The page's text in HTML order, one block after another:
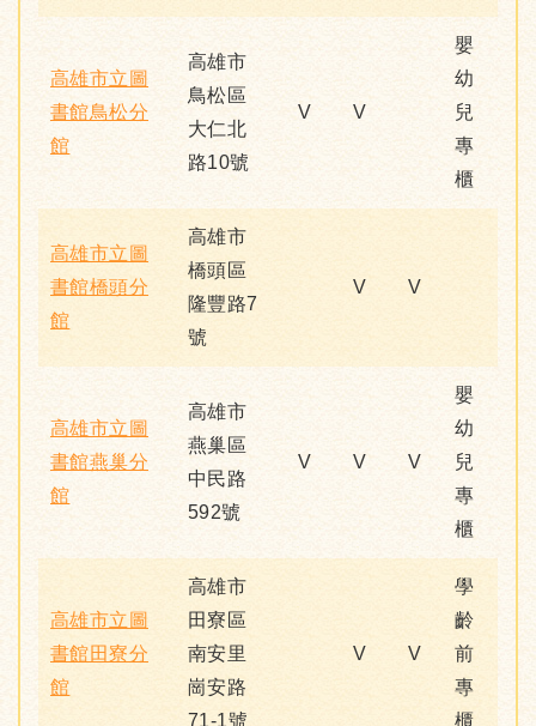
高雄市立圖
書館鳥松分
館
高雄市
鳥松區
大仁北
路10號
V V
嬰
幼
兒
專
櫃
高雄市立圖
書館橋頭分
館
高雄市
橋頭區
隆豐路7
號
V V
高雄市立圖
書館燕巢分
館
高雄市
燕巢區
中民路
592號
V V V
嬰
幼
兒
專
櫃
高雄市立圖
書館田寮分
館
高雄市
田寮區
南安里
崗安路
71-1號
V V
學
齡
前
專
櫃